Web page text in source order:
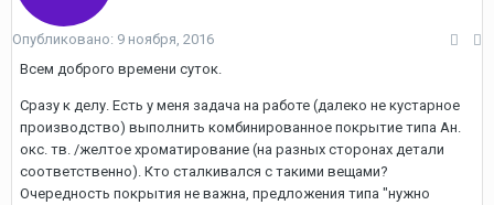
Опубликовано: 9 ноября, 2016
Всем доброго времени суток.
Сразу к делу. Есть у меня задача на работе (далеко не кустарное
производство) выполнить комбинированное покрытие типа Ан.
окс. тв. /желтое хроматирование (на разных сторонах детали
соответственно). Кто сталкивался с такими вещами?
Очередность покрытия не важна, предложения типа "нужно